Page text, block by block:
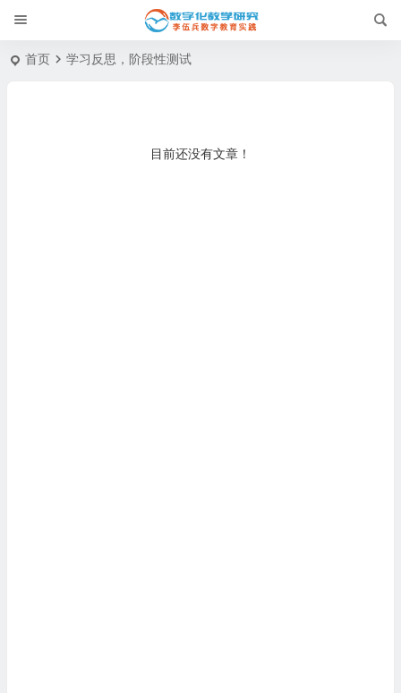
首页 学习反思，阶段性测试
目前还没有文章！